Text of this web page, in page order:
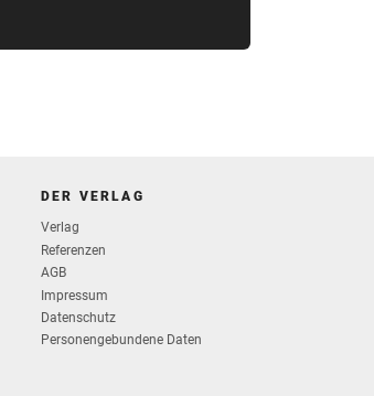
DER VERLAG
Verlag
Referenzen
AGB
Impressum
Datenschutz
Personengebundene Daten